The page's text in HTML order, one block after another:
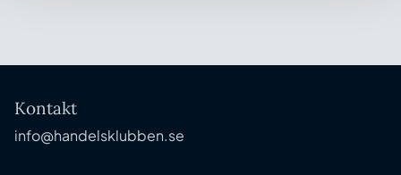
Kontakt
info@handelsklubben.se